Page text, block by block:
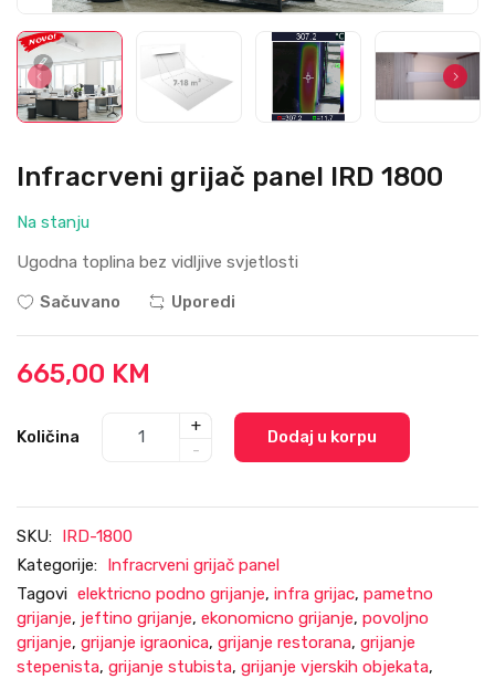
Infracrveni grijač panel IRD 1800
Na stanju
Ugodna toplina bez vidljive svjetlosti
Sačuvano
Uporedi
665,00 KM
Količina
+
-
Dodaj u korpu
SKU: IRD-1800
Kategorije: Infracrveni grijač panel
Tagovi elektricno podno grijanje, infra grijac, pametno
grijanje, jeftino grijanje, ekonomicno grijanje, povoljno
grijanje, grijanje igraonica, grijanje restorana, grijanje
stepenista, grijanje stubista, grijanje vjerskih objekata,